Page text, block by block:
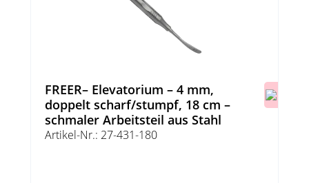
FREER– Elevatorium – 4 mm,
doppelt scharf/stumpf, 18 cm –
schmaler Arbeitsteil aus Stahl
Artikel-Nr.: 27-431-180